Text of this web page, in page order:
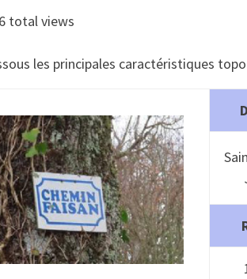
total views
les principales caractéristiques